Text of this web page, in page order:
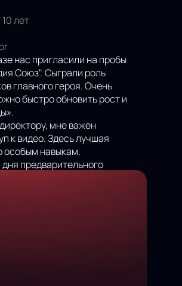
лет
нас пригласили на пробы
Союз". Сыграли роль
главного героя. Очень
быстро обновить рост и
мне важен
к видео. Здесь лучшая
особым навыкам.
предварительного